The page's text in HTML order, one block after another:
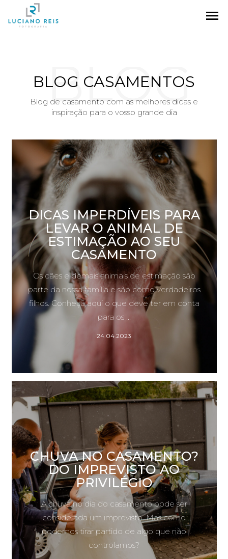
menu
BLOG CASAMENTOS
BLOG
CASAM
ENTOS
Blog de casamento com as melhores dicas e
inspiração para o vosso grande dia
DICAS IMPERDÍVEIS PARA
LEVAR O ANIMAL DE
ESTIMAÇÃO AO SEU
CASAMENTO
Os cães e demais animais de estimação são
parte da nossa família e são como verdadeiros
filhos. Conheça aqui o que deve ter em conta
para os ...
24.04.2023
CHUVA NO CASAMENTO?
DO IMPREVISTO AO
PRIVILÉGIO
A chuva no dia do casamento pode ser
considerada um imprevisto. Mas como
podemos tirar partido de algo que não
controlamos?